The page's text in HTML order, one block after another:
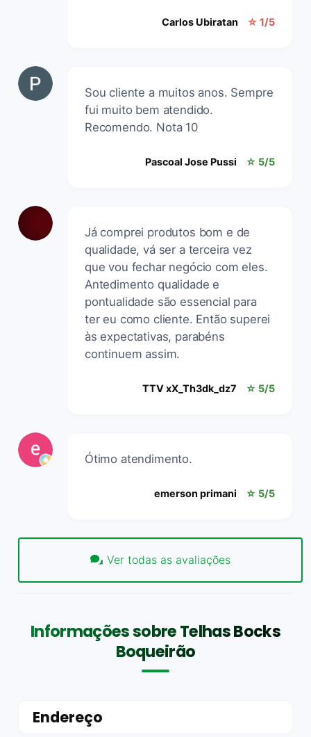
Carlos Ubiratan ☆ 1/5
Sou cliente a muitos anos. Sempre
fui muito bem atendido.
Recomendo. Nota 10
Pascoal Jose Pussi ☆ 5/5
Já comprei produtos bom e de
qualidade, vá ser a terceira vez
que vou fechar negócio com eles.
Antedimento qualidade e
pontualidade são essencial para
ter eu como cliente. Então superei
às expectativas, parabéns
continuem assim.
TTV xX_Th3dk_dz7 ☆ 5/5
Ótimo atendimento.
emerson primani ☆ 5/5
Ver todas as avaliações
Informações sobre Telhas Bocks
Boqueirão
Endereço